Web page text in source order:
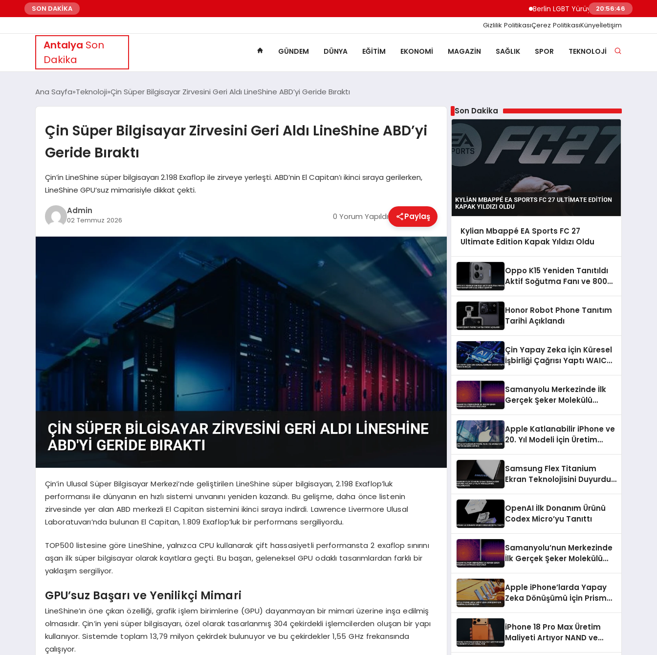
SON DAKİKA Berlin LGBT Yürüyüşünde Minibüs
20:56:47
Gizlilik PolitikasıÇerez PolitikasıKünyeİletişim
Antalya Son
Dakika
GÜNDEM DÜNYA EĞITIM EKONOMI MAGAZIN SAĞLIK SPOR TEKNOLOJI
Ana Sayfa Teknoloji Çin Süper Bilgisayar Zirvesini Geri Aldı LineShine ABD’yi Geride Bıraktı
Çin Süper Bilgisayar Zirvesini Geri Aldı LineShine ABD’yi
Geride Bıraktı
Çin’in LineShine süper bilgisayarı 2.198 Exaflop ile zirveye yerleşti. ABD’nin El Capitan’ı ikinci sıraya gerilerken,
LineShine GPU’suz mimarisiyle dikkat çekti.
Admin
02 Temmuz 2026 0 Yorum Yapıldı Paylaş
Çin’in Ulusal Süper Bilgisayar Merkezi’nde geliştirilen LineShine süper bilgisayarı, 2.198 Exaflop’luk
performansı ile dünyanın en hızlı sistemi unvanını yeniden kazandı. Bu gelişme, daha önce listenin
zirvesinde yer alan ABD merkezli El Capitan sistemini ikinci sıraya indirdi. Lawrence Livermore Ulusal
Laboratuvarı’nda bulunan El Capitan, 1.809 Exaflop’luk bir performans sergiliyordu.
TOP500 listesine göre LineShine, yalnızca CPU kullanarak çift hassasiyetli performansta 2 exaflop sınırını
aşan ilk süper bilgisayar olarak kayıtlara geçti. Bu başarı, geleneksel GPU odaklı tasarımlardan farklı bir
yaklaşım sergiliyor.
GPU’suz Başarı ve Yenilikçi Mimari
LineShine’ın öne çıkan özelliği, grafik işlem birimlerine (GPU) dayanmayan bir mimari üzerine inşa edilmiş
olmasıdır. Çin’in yeni süper bilgisayarı, özel olarak tasarlanmış 304 çekirdekli işlemcilerden oluşan bir yapı
kullanıyor. Sistemde toplam 13,79 milyon çekirdek bulunuyor ve bu çekirdekler 1,55 GHz frekansında
çalışıyor.
Son Dakika
Kylian Mbappé EA Sports FC 27
Ultimate Edition Kapak Yıldızı Oldu
Oppo K15 Yeniden Tanıtıldı
Aktif Soğutma Fanı ve 8000
Honor Robot Phone Tanıtım
Tarihi Açıklandı
Çin Yapay Zeka İçin Küresel
İşbirliği Çağrısı Yaptı WAICO
Samanyolu Merkezinde İlk
Gerçek Şeker Molekülü
Apple Katlanabilir iPhone ve
20. Yıl Modeli İçin Üretim
Samsung Flex Titanium
Ekran Teknolojisini Duyurdu
OpenAI İlk Donanım Ürünü
Codex Micro’yu Tanıttı
Samanyolu’nun Merkezinde
İlk Gerçek Şeker Molekülü
Apple iPhone’larda Yapay
Zeka Dönüşümü İçin PrismML
iPhone 18 Pro Max Üretim
Maliyeti Artıyor NAND ve